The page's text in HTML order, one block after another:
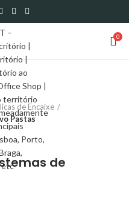
0
de Encaixe
Pastas
de